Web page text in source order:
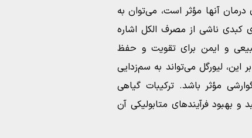
درمان آنها مؤثر است، می‌توان به
کبدی ناشی از مصرف الکل اشاره
و ایمن برای تقویت و حفظ
این، لیورگل می‌تواند به سم‌زدایی
مؤثر باشد. ترکیبات گیاهی
بهبود فرآیندهای متابولیکی آن